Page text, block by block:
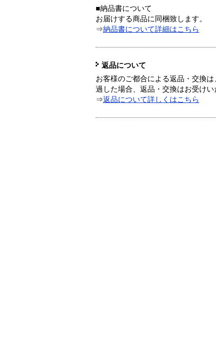
■納品書について
お届けする商品に同梱致します。
⇒納品書について詳細はこちら
返品について
お客様のご都合による返品・交換
過した場合、返品・交換はお受けい
⇒返品について詳しくはこちら